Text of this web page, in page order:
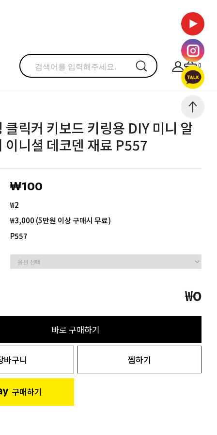
0
클릭커 키보드 키링용 DIY 미니 알
이니셜 데코덴 재료 P557
₩100
₩2
₩3,000 (5만원 이상 구매시 무료)
P557
₩0
바로 구매하기
바구니 찜하기